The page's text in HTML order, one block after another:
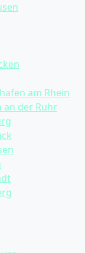
am Rhein
an der Ruhr